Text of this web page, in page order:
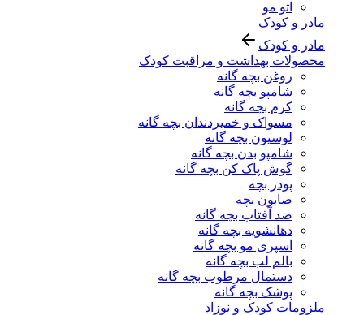
اتو مو
مادر و کودک
مادر و کودک
محصولات بهداشت و مراقبت کودک
روغن بچه گانه
شامپو بچه گانه
کرم بچه گانه
مسواک و خمیردندان بچه گانه
لوسیون بچه گانه
شامپو بدن بچه گانه
گوش پاک کن بچه گانه
پودر بچه
صابون بچه
ضد آفتاب بچه گانه
دهانشویه بچه گانه
اسپری مو بچه گانه
بالم لب بچه گانه
دستمال مرطوب بچه گانه
پوشک بچه گانه
ملزومات کودک و نوزاد